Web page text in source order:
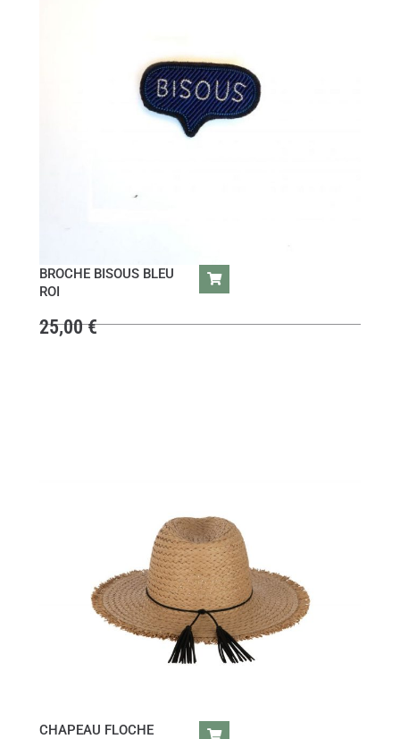
BROCHE BISOUS BLEU
ROI
25,00€
CHAPEAU FLOCHE